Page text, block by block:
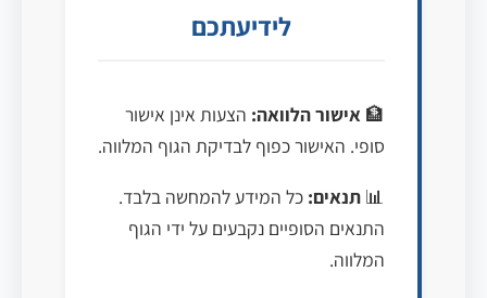
לידיעתכם
🏦 אישור הלוואה: הצעות אינן אישור
סופי. האישור כפוף לבדיקת הגוף המלווה.
📊 תנאים: כל המידע להמחשה בלבד.
התנאים הסופיים נקבעים על ידי הגוף
המלווה.